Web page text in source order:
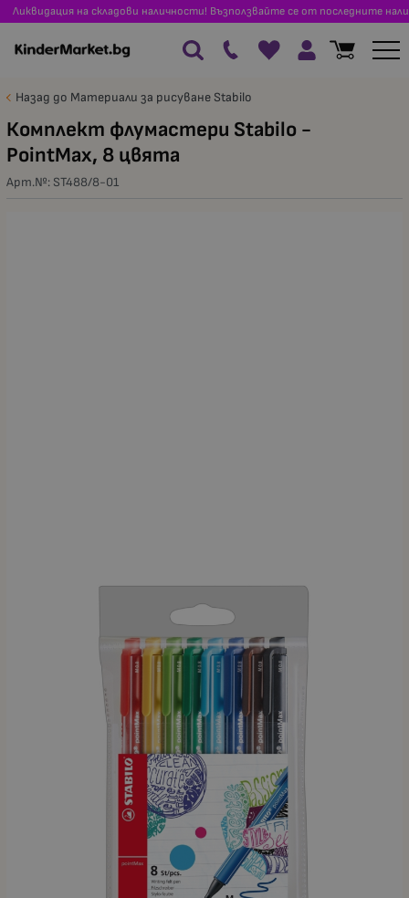
Ликвидация на складови наличности! Възползвайте се от последните
Назад до Материали за рисуване Stabilo
Комплект флумастери Stabilo -
PointMax, 8 цвята
Арт.№: ST488/8-01